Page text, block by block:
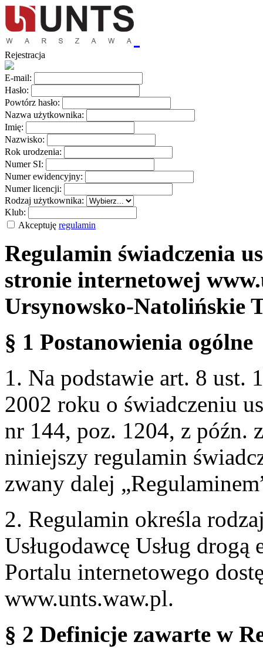
Rejestracja
E-mail:
Hasło:
Powtórz hasło:
Nazwa użytkownika:
Imię:
Nazwisko:
Rok urodzenia:
Numer SI:
Numer ewidencyjny:
Numer licencji:
Rodzaj użytkownika:
Klub:
Akceptuję regulamin
Regulamin świadczenia
stronie internetowej
Ursynowsko-Natolińskie
§ 1 Postanowienia ogólne
1. Na podstawie art. 8 ust.
2002 roku o świadczeniu
nr 144, poz. 1204, z późn.
niniejszy regulamin
zwany dalej
2. Regulamin określa
Usługodawcę Usług
Portalu internetowego
www.unts.waw.pl.
§ 2 Definicje zawarte w